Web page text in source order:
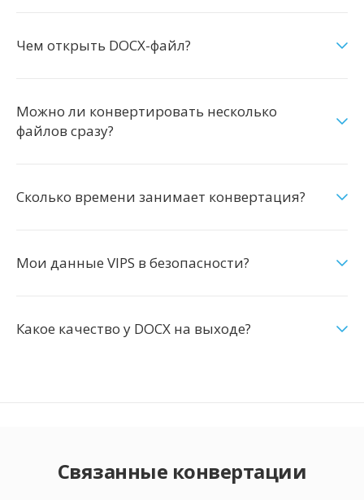
Чем открыть DOCX-файл?
Можно ли конвертировать несколько
файлов сразу?
Сколько времени занимает конвертация?
Мои данные VIPS в безопасности?
Какое качество у DOCX на выходе?
Связанные конвертации